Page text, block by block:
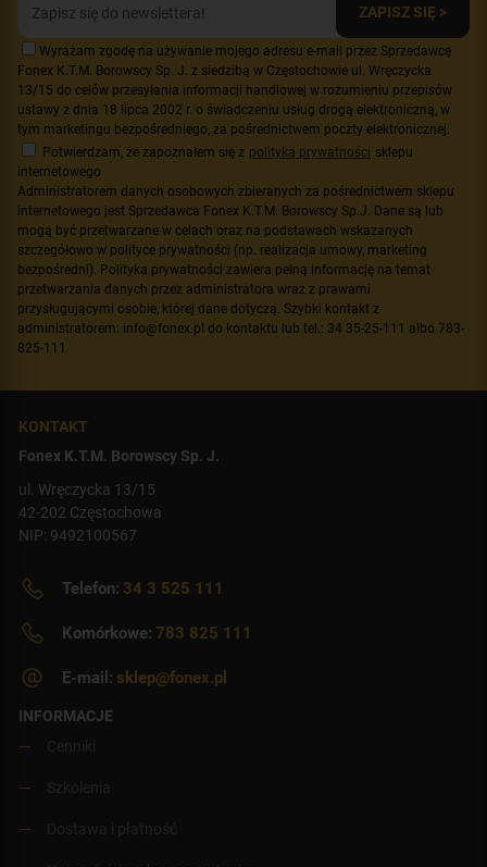
ZAPISZ SIĘ >
Wyrażam zgodę na używanie mojego adresu e-mail przez Sprzedawcę
Fonex K.T.M. Borowscy Sp. J. z siedzibą w Częstochowie ul. Wręczycka
13/15 do celów przesyłania informacji handlowej w rozumieniu przepisów
ustawy z dnia 18 lipca 2002 r. o świadczeniu usług drogą elektroniczną, w
tym marketingu bezpośredniego, za pośrednictwem poczty elektronicznej.
Potwierdzam, że zapoznałem się z polityką prywatności sklepu
internetowego
Administratorem danych osobowych zbieranych za pośrednictwem sklepu
internetowego jest Sprzedawca Fonex K.T.M. Borowscy Sp.J. Dane są lub
mogą być przetwarzane w celach oraz na podstawach wskazanych
szczegółowo w polityce prywatności (np. realizacja umowy, marketing
bezpośredni). Polityka prywatności zawiera pełną informację na temat
przetwarzania danych przez administratora wraz z prawami
przysługującymi osobie, której dane dotyczą. Szybki kontakt z
administratorem: info@fonex.pl do kontaktu lub tel.: 34 35-25-111 albo 783-
825-111
KONTAKT
Fonex K.T.M. Borowscy Sp. J.
ul. Wręczycka 13/15
42-202 Częstochowa
NIP: 9492100567
Telefon: 34 3 525 111
Komórkowe: 783 825 111
E-mail: sklep@fonex.pl
INFORMACJE